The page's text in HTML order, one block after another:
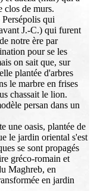
clos de murs.
qui
J.-C.) qui furent
notre ère par
pour se les
on sait que, sur
plantée d'arbres
le marbre en frises
chassait le lion.
persan dans un
une oasis, plantée de
le jardin oriental s'est
se sont propagés
gréco-romain et
Maghreb, en
en jardin